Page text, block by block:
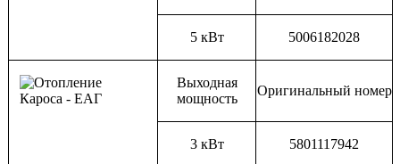
5 кВт 5006182028
Выходная
мощность
Оригинальный номер
3 кВт 5801117942